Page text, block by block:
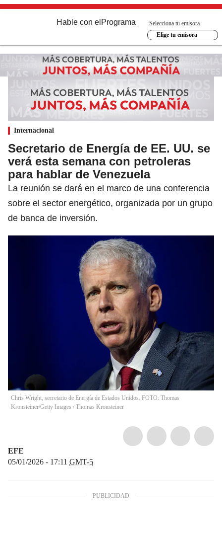
Hable con el Programa
Selecciona tu emisora
Elige tu emisora
Internacional
Secretario de Energía de EE. UU. se
verá esta semana con petroleras
para hablar de Venezuela
La reunión se dará en el marco de una conferencia
sobre el sector energético, organizada por un grupo
de banca de inversión.
Chris Wright, secretario de Energía de Estados Unidos. FOTO: Thomas
Kronsteiner/Getty Images / Thomas Kronsteiner
EFE
05/01/2026 - 17:11 GMT-5